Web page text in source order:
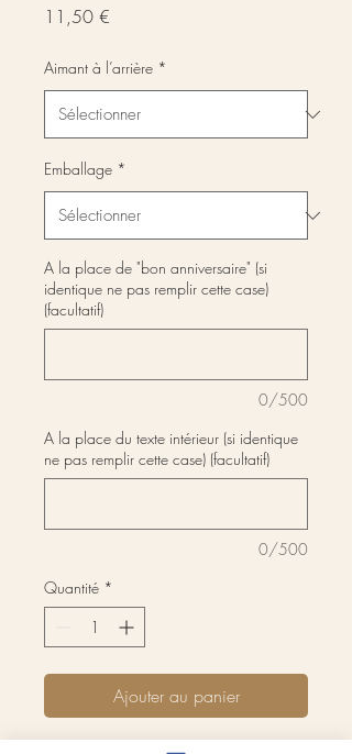
11,50 €
Aimant à l’arrière *
Emballage *
A la place de "bon anniversaire" (si
identique ne pas remplir cette case)
(facultatif)
0/500
A la place du texte intérieur (si identique
ne pas remplir cette case) (facultatif)
0/500
Quantité *
Ajouter au panier